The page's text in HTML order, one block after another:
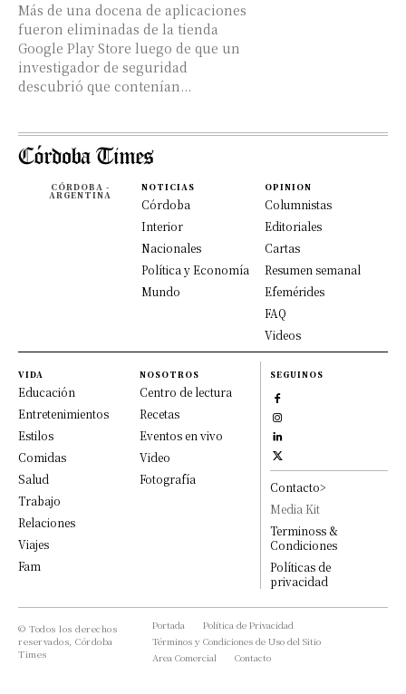
Más de una docena de aplicaciones
fueron eliminadas de la tienda
Google Play Store luego de que un
investigador de seguridad
descubrió que contenían...
CÓRDOBA -
ARGENTINA
NOTICIAS
Córdoba
Interior
Nacionales
Política y Economía
Mundo
OPINION
Columnistas
Editoriales
Cartas
Resumen semanal
Efemérides
FAQ
Videos
VIDA
Educación
Entretenimientos
Estilos
Comidas
Salud
Trabajo
Relaciones
Viajes
Fam
NOSOTROS
Centro de lectura
Recetas
Eventos en vivo
Video
Fotografía
SEGUINOS
Contacto>
Media Kit
Terminoss &
Condiciones
Políticas de
privacidad
© Todos los derechos
reservados, Córdoba
Times
Portada
Política de Privacidad
Términos y Condiciones de Uso del Sitio
Area Comercial
Contacto